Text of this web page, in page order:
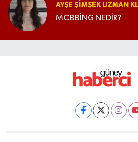
AYŞE ŞIMŞEK UZMAN
MOBBİNG NEDİR?